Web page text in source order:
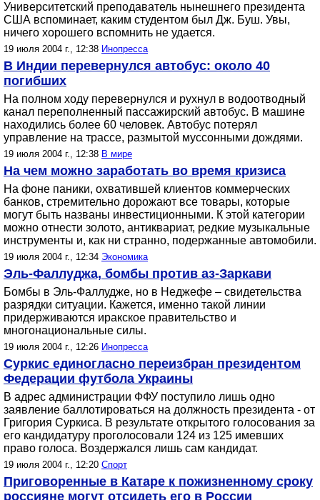
Университетский преподаватель нынешнего президента
США вспоминает, каким студентом был Дж. Буш. Увы,
ничего хорошего вспомнить не удается.
19 июля 2004 г., 12:38 Инопресса
В Индии перевернулся автобус: около 40
погибших
На полном ходу перевернулся и рухнул в водоотводный
канал переполненный пассажирский автобус. В машине
находились более 60 человек. Автобус потерял
управление на трассе, размытой муссонными дождями.
19 июля 2004 г., 12:38 В мире
На чем можно заработать во время кризиса
На фоне паники, охватившей клиентов коммерческих
банков, стремительно дорожают все товары, которые
могут быть названы инвестиционными. К этой категории
можно отнести золото, антиквариат, редкие музыкальные
инструменты и, как ни странно, подержанные автомобили.
19 июля 2004 г., 12:34 Экономика
Эль-Фаллуджа, бомбы против аз-Заркави
Бомбы в Эль-Фаллудже, но в Неджефе – свидетельства
разрядки ситуации. Кажется, именно такой линии
придерживаются иракское правительство и
многонациональные силы.
19 июля 2004 г., 12:26 Инопресса
Суркис единогласно переизбран президентом
Федерации футбола Украины
В адрес администрации ФФУ поступило лишь одно
заявление баллотироваться на должность президента - от
Григория Суркиса. В результате открытого голосования за
его кандидатуру проголосовали 124 из 125 имевших
право голоса. Воздержался лишь сам кандидат.
19 июля 2004 г., 12:20 Спорт
Приговоренные в Катаре к пожизненному сроку
россияне могут отсидеть его в России